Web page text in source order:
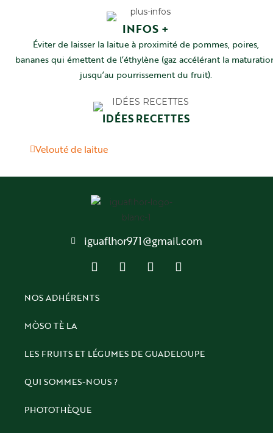
INFOS +
Éviter de laisser la laitue à proximité de pommes, poires,
bananes qui émettent de l’éthylène (gaz accélérant la
jusqu’au pourrissement du fruit).
IDÉES RECETTES
Velouté de laitue
iguaflhor971@gmail.com
NOS ADHÉRENTS
MÒSO TÈ LA
LES FRUITS ET LÉGUMES DE GUADELOUPE
QUI SOMMES-NOUS ?
PHOTOTHÈQUE